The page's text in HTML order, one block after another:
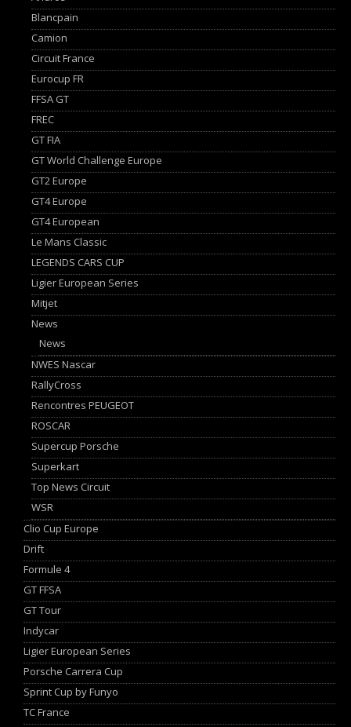
Blancpain
Camion
Circuit France
Eurocup FR
FFSA GT
FREC
GT FIA
GT World Challenge Europe
GT2 Europe
GT4 Europe
GT4 European
Le Mans Classic
LEGENDS CARS CUP
Ligier European Series
Mitjet
News
News
NWES Nascar
RallyCross
Rencontres PEUGEOT
ROSCAR
Supercup Porsche
Superkart
Top News Circuit
WSR
Clio Cup Europe
Drift
Formule 4
GT FFSA
GT Tour
Indycar
Ligier European Series
Porsche Carrera Cup
Sprint Cup by Funyo
TC France